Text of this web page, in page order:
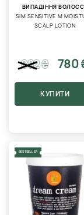
ВИПАДІННЯ
SIM SENSITIVE M
SCALP LOTION
882₴ 780
КУПИТИ
BESTSELLER